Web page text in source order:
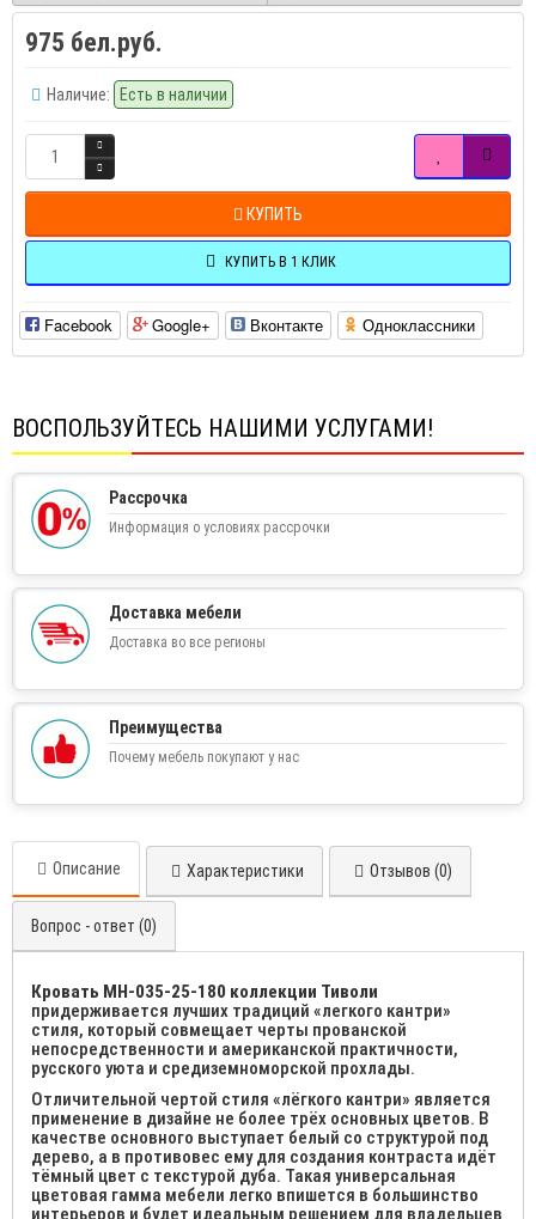
975 бел.руб.
Наличие: Есть в наличии
КУПИТЬ
КУПИТЬ В 1 КЛИК
Facebook Google+ Вконтакте Одноклассники
ВОСПОЛЬЗУЙТЕСЬ НАШИМИ УСЛУГАМИ!
Рассрочка
Информация о условиях рассрочки
Доставка мебели
Доставка во все регионы
Преимущества
Почему мебель покупают у нас
Описание Характеристики Отзывов (0)
Вопрос - ответ (0)
Кровать МН-035-25-180 коллекции Тиволи
придерживается лучших традиций «легкого кантри»
стиля, который совмещает черты прованской
непосредственности и американской практичности,
русского уюта и средиземноморской прохлады.
Отличительной чертой стиля «лёгкого кантри» является
применение в дизайне не более трёх основных цветов. В
качестве основного выступает белый со структурой под
дерево, а в противовес ему для создания контраста идёт
тёмный цвет с текстурой дуба. Такая универсальная
цветовая гамма мебели легко впишется в большинство
интерьеров и будет идеальным решением для владельцев